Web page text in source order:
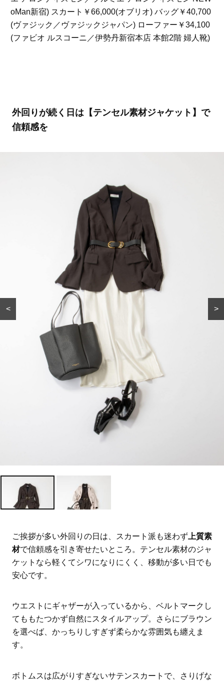
oMan新宿) スカート￥66,000(オブリオ) バッグ￥40,700
(ヴァジック／ヴァジックジャパン) ローファー￥34,100
(ファビオ ルスコーニ／伊勢丹新宿本店 本館2階 婦人靴)
外回りが続く日は【テンセル素材ジャケット】で
信頼感を
< >
ご挨拶が多い外回りの日は、スカート派も迷わず上質素
材で信頼感を引き寄せたいところ。テンセル素材のジャ
ケットなら軽くてシワになりにくく、移動が多い日でも
安心です。
ウエストにギャザーが入っているから、ベルトマークし
てももたつかず自然にスタイルアップ。さらにブラウン
を選べば、かっちりしすぎず柔らかな雰囲気も纏えま
す。
ボトムスは広がりすぎないサテンスカートで、さりげな